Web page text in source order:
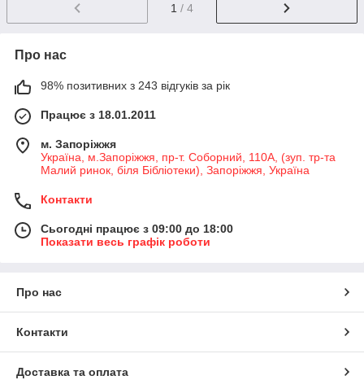
1 / 4
Про нас
98% позитивних з 243 відгуків за рік
Працює з 18.01.2011
м. Запоріжжя
Україна, м.Запоріжжя, пр-т. Соборний, 110А, (зуп. тр-та
Малий ринок, біля Бібліотеки), Запоріжжя, Україна
Контакти
Сьогодні працює з 09:00 до 18:00
Показати весь графік роботи
Про нас
Контакти
Доставка та оплата